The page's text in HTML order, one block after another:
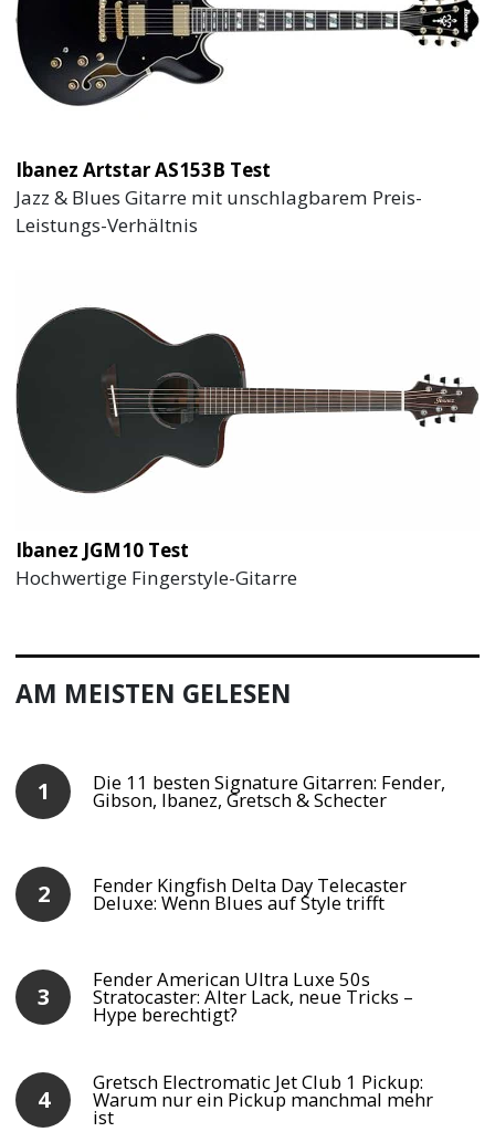
Ibanez Artstar AS153B Test
Jazz & Blues Gitarre mit unschlagbarem Preis-
Leistungs-Verhältnis
Ibanez JGM10 Test
Hochwertige Fingerstyle-Gitarre
AM MEISTEN GELESEN
Die 11 besten Signature Gitarren: Fender,
Gibson, Ibanez, Gretsch & Schecter
Fender Kingfish Delta Day Telecaster
Deluxe: Wenn Blues auf Style trifft
Fender American Ultra Luxe 50s
Stratocaster: Alter Lack, neue Tricks –
Hype berechtigt?
Gretsch Electromatic Jet Club 1 Pickup:
Warum nur ein Pickup manchmal mehr
ist